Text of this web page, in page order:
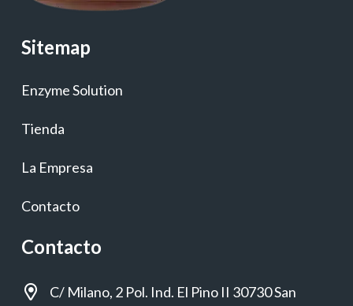
Sitemap
Enzyme Solution
Tienda
La Empresa
Contacto
Contacto
C/ Milano, 2 Pol. Ind. El Pino II 30730 San